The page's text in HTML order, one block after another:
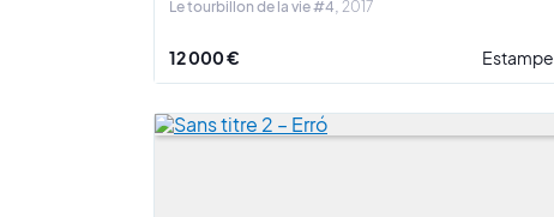
Le tourbillon de la vie #4 2017
12 000 € Estampe